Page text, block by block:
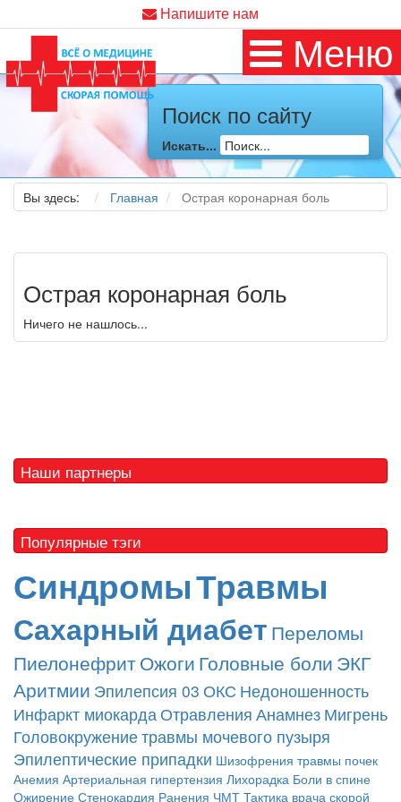
Напишите нам
Меню
Поиск по сайту
Искать...
Вы здесь: Главная Острая коронарная боль
Острая коронарная боль
Ничего не нашлось...
Наши партнеры
Популярные тэги
СиндромыТравмы
Сахарный диабет Переломы
ПиелонефритОжоги Головные боли ЭКГ
Аритмии Эпилепсия 03 ОКС Недоношенность
Инфаркт миокарда Отравления Анамнез Мигрень
Головокружениетравмы мочевого пузыря
Эпилептические припадки Шизофрения травмы почек
Анемия Артериальная гипертензия Лихорадка Боли в спине
Ожирение Стенокардия Ранения ЧМТ Тактика врача скорой